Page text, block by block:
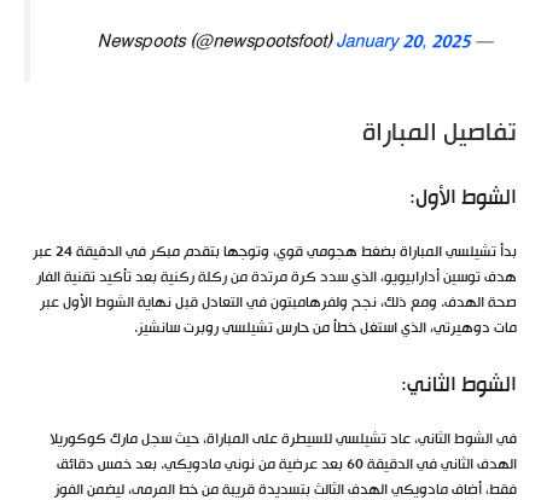
— Newspoots (@newspootsfoot)
January 20, 2025
تفاصيل المباراة
الشوط الأول:
بدأ تشيلسي المباراة بضغط هجومي قوي، وتوجها بتقدم مبكر في الدقيقة 24 عبر
هدف توسين أدارابيويو، الذي سدد كرة مرتدة من ركلة ركنية بعد تأكيد تقنية الفار
صحة الهدف. ومع ذلك، نجح ولفرهامبتون في التعادل قبل نهاية الشوط الأول عبر
مات دوهيرتي، الذي استغل خطأ من حارس تشيلسي روبرت سانشيز.
الشوط الثاني:
في الشوط الثاني، عاد تشيلسي للسيطرة على المباراة، حيث سجل مارك كوكوريلا
الهدف الثاني في الدقيقة 60 بعد عرضية من نوني مادويكي. بعد خمس دقائق
فقط، أضاف مادويكي الهدف الثالث بتسديدة قريبة من خط المرمى، ليضمن الفوز